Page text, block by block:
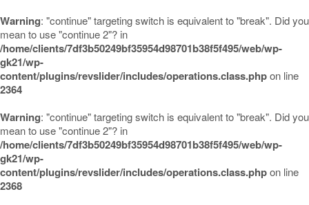
Warning: "continue" targeting switch is equivalent to "break". Did you
mean to use "continue 2"? in
/home/clients/7df3b50249bf35954d98701b38f5f495/web/wp-
gk21/wp-
content/plugins/revslider/includes/operations.class.phpon line
2364
Warning: "continue" targeting switch is equivalent to "break". Did you
mean to use "continue 2"? in
/home/clients/7df3b50249bf35954d98701b38f5f495/web/wp-
gk21/wp-
content/plugins/revslider/includes/operations.class.phpon line
2368